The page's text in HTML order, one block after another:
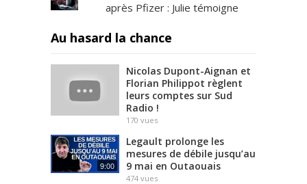
après Pfizer : Julie témoigne
Au hasard la chance
Nicolas Dupont-Aignan et
Florian Philippot règlent
leurs comptes sur Sud
Radio !
170 vues
9:00
Legault prolonge les
mesures de débile jusqu’au
9 mai en Outaouais
474 vues